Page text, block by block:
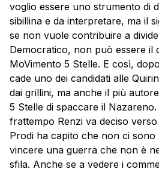
voglio essere uno strumento di
sibillina e da interpretare, ma il
se non vuole contribuire a
Democratico, non può essere il
MoVimento 5 Stelle. E così, dopo
cade uno dei candidati alle
dai grillini, ma anche il più
5 Stelle di spaccare il
frattempo Renzi va deciso verso
Prodi ha capito che non ci sono
vincere una guerra che non è
sfila. Anche se a vedere i